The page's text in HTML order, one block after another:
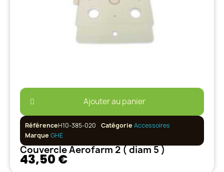
Ajouter au panier
RéférenceH10-385-020 Catégorie Accessoires
Marque GHE
Couvercle Aerofarm 2 ( diam 5 )
43,50 €